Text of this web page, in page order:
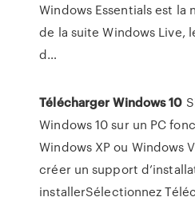
Windows Essentials est la
de la suite Windows Live,
d…
Télécharger Windows10
Windows 10 sur un PC
Windows XP ou Windows
créer un support
installerSélectionnez